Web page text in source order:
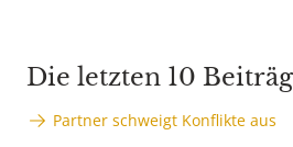
Die letzten 10
Partner schweigt Konflikte aus